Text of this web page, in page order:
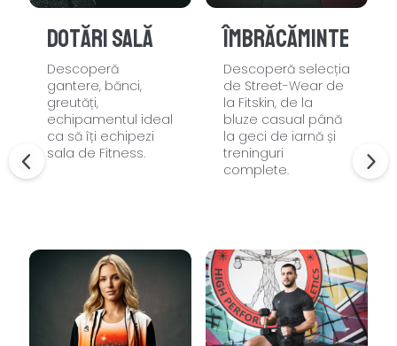
Dotări sală
Descoperă
gantere, bănci,
greutăți,
echipamentul ideal
ca să îți echipezi
sala de Fitness.
Îmbrăcăminte
Descoperă selecția
de Street-Wear de
la Fitskin, de la
bluze casual până
la geci de iarnă și
treninguri
complete.